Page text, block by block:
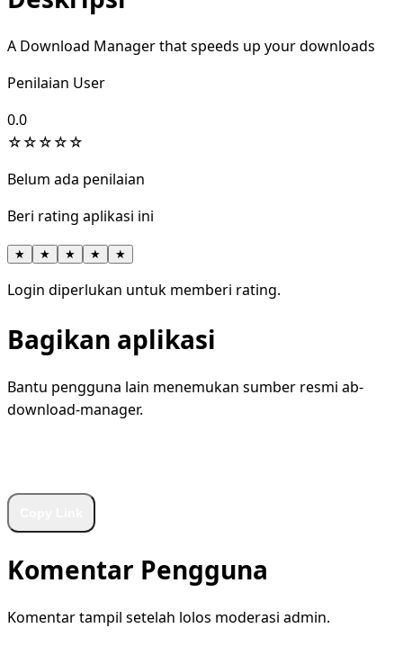
A Download Manager that speeds up your downloads
Penilaian User
0.0
☆☆☆☆☆
Belum ada penilaian
Beri rating aplikasi ini
★ ★ ★ ★ ★
Login diperlukan untuk memberi rating.
Bagikan aplikasi
Bantu pengguna lain menemukan sumber resmi ab-
download-manager.
Komentar Pengguna
Komentar tampil setelah lolos moderasi admin.